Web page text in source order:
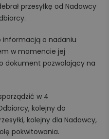
przesyłkę od Nadawcy
informacją o nadaniu
w momencie jej
dokument pozwalający na
w 4
kolejny do
kolejny dla Nadawcy,
pokwitowania.